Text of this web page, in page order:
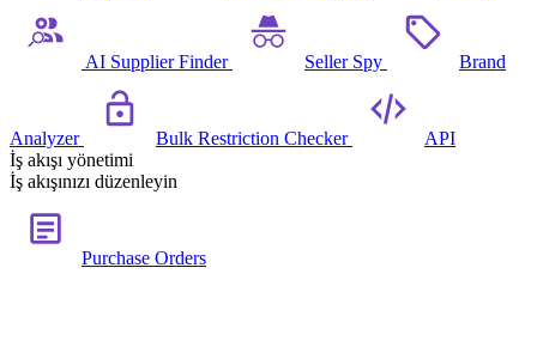
AI Supplier Finder Seller Spy Brand
Analyzer Bulk Restriction Checker
API
İş akışı yönetimi
İş akışınızı düzenleyin
Purchase Orders